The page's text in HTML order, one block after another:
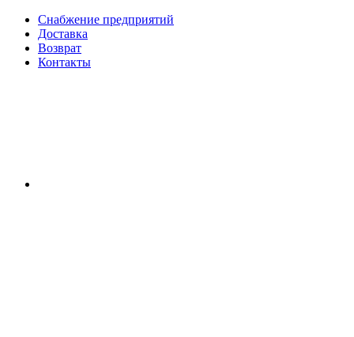
Снабжение предприятий
Доставка
Возврат
Контакты